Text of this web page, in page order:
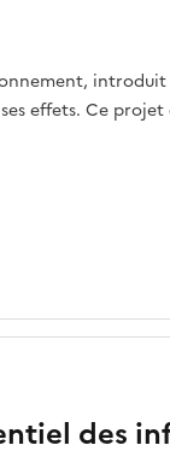
introduit
effets. Ce
des